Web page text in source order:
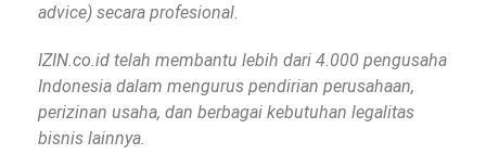
advice) secara profesional.
IZIN.co.id telah membantu lebih dari 4.000 pengusaha
Indonesia dalam mengurus pendirian perusahaan,
perizinan usaha, dan berbagai kebutuhan legalitas
bisnis lainnya.